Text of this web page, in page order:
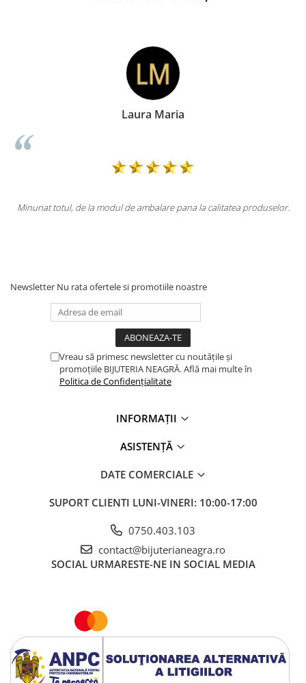
Laura Maria
Minunat totul, de la modul de ambalare pana la calitatea produselor.
Newsletter Nu rata ofertele si promotiile noastre
Vreau să primesc newsletter cu noutățile și
promoțiile BIJUTERIA NEAGRĂ. Află mai multe în
Politica de Confidențialitate
INFORMAȚII
ASISTENȚĂ
DATE COMERCIALE
SUPORT CLIENTI LUNI-VINERI: 10:00-17:00
0750.403.103
contact@bijuterianeagra.ro
SOCIAL URMARESTE-NE IN SOCIAL MEDIA